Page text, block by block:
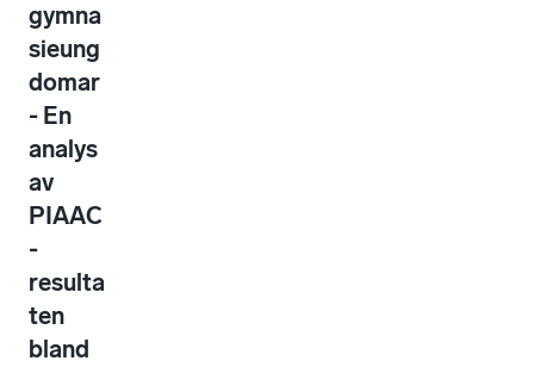
gymna
sieung
domar
- En
analys
av
PIAAC
-
resulta
ten
bland